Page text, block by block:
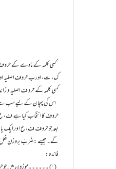
کسی کلمہ کے مادے کے حروف
ک، ت،اورب حروف اصلیہ
کسی کلمہ کے حرو ف اصلیہ و
اس کی پہچان کے لیے سب
حروف کا انتخاب کیا ہے ف،
بعد جو حروف ف،ع اور ایک یا
گے۔ جیسے :ضَرَبَ بروزن فَعَلَ
فائدہ: